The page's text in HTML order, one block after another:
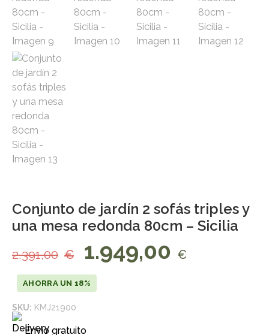
Conjunto de jardín 2 sofás triples y
una mesa redonda 80cm – Sicilia
2.391,00 € 1.949,00 €
AHORRA UN 18%
SKU: KMJ21900
Envío gratuito